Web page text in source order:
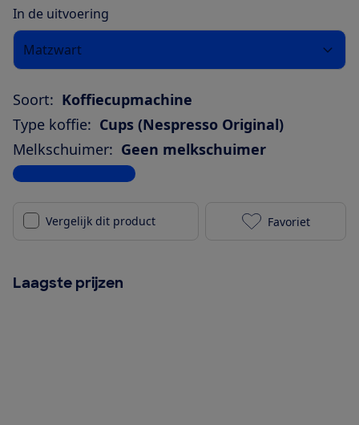
In de uitvoering
Matzwart
Soort: Koffiecupmachine
Type koffie: Cups (Nespresso Original)
Melkschuimer: Geen melkschuimer
Bekijk alle specificaties
Vergelijk dit product De'Longhi
Favoriet
Laagste prijzen